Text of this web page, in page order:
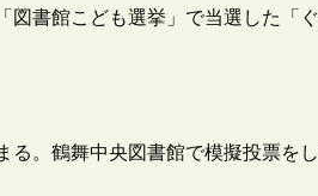
書館こども選挙」で当選した「
。鶴舞中央図書館で模擬投票を